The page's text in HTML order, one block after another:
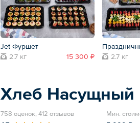
Jet Фуршет
2.7 кг
15 300 ₽
2.7 кг
Хлеб Насущный
758 оценок, 412 отзывов Мин.